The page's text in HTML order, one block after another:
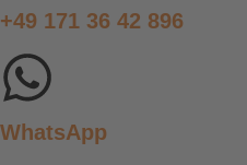
+49 171 36 42 896
WhatsApp